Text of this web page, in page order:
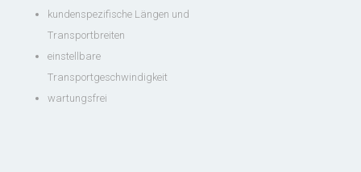
kundenspezifische Längen und
Transportbreiten
einstellbare
Transportgeschwindigkeit
wartungsfrei